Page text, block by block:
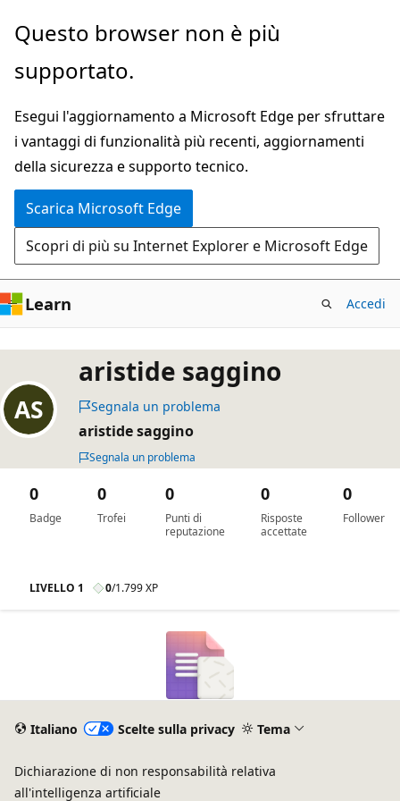
Ignora
passa
contenuto
principale
Questo browser non è più
supportato.
Esegui l'aggiornamento a Microsoft Edge per sfruttare
i vantaggi di funzionalità più recenti, aggiornamenti
della sicurezza e supporto tecnico.
Scarica Microsoft Edge
Scopri di più su Internet Explorer e Microsoft Edge
Learn Accedi
aristide saggino
Segnala un problema
aristide saggino
Segnala un problema
Badge
0
Trofei
0
Punti di
reputazione
0
Risposte
accettate
0
Follower
0
LIVELLO 1 0/1.799 XP
Italiano Scelte sulla privacy Tema
Dichiarazione di non responsabilità relativa
all'intelligenza artificiale